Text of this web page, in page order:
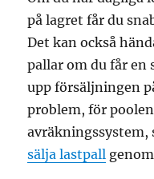
på lagret får du
Det kan också
pallar om du får en
upp försäljningen
problem, för
avräkningssystem,
sälja lastpall